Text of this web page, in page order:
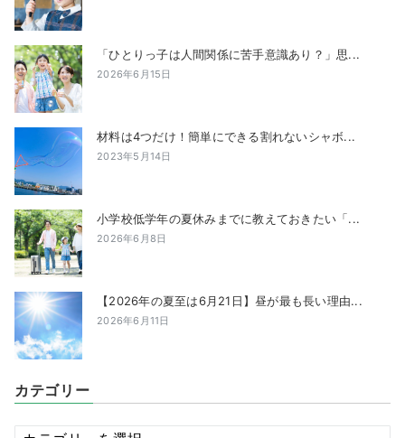
「ひとりっ子は人間関係に苦手意識あり？」思...
2026年6月15日
材料は4つだけ！簡単にできる割れないシャボ...
2023年5月14日
小学校低学年の夏休みまでに教えておきたい「...
2026年6月8日
【2026年の夏至は6月21日】昼が最も長い理由...
2026年6月11日
カテゴリー
カ